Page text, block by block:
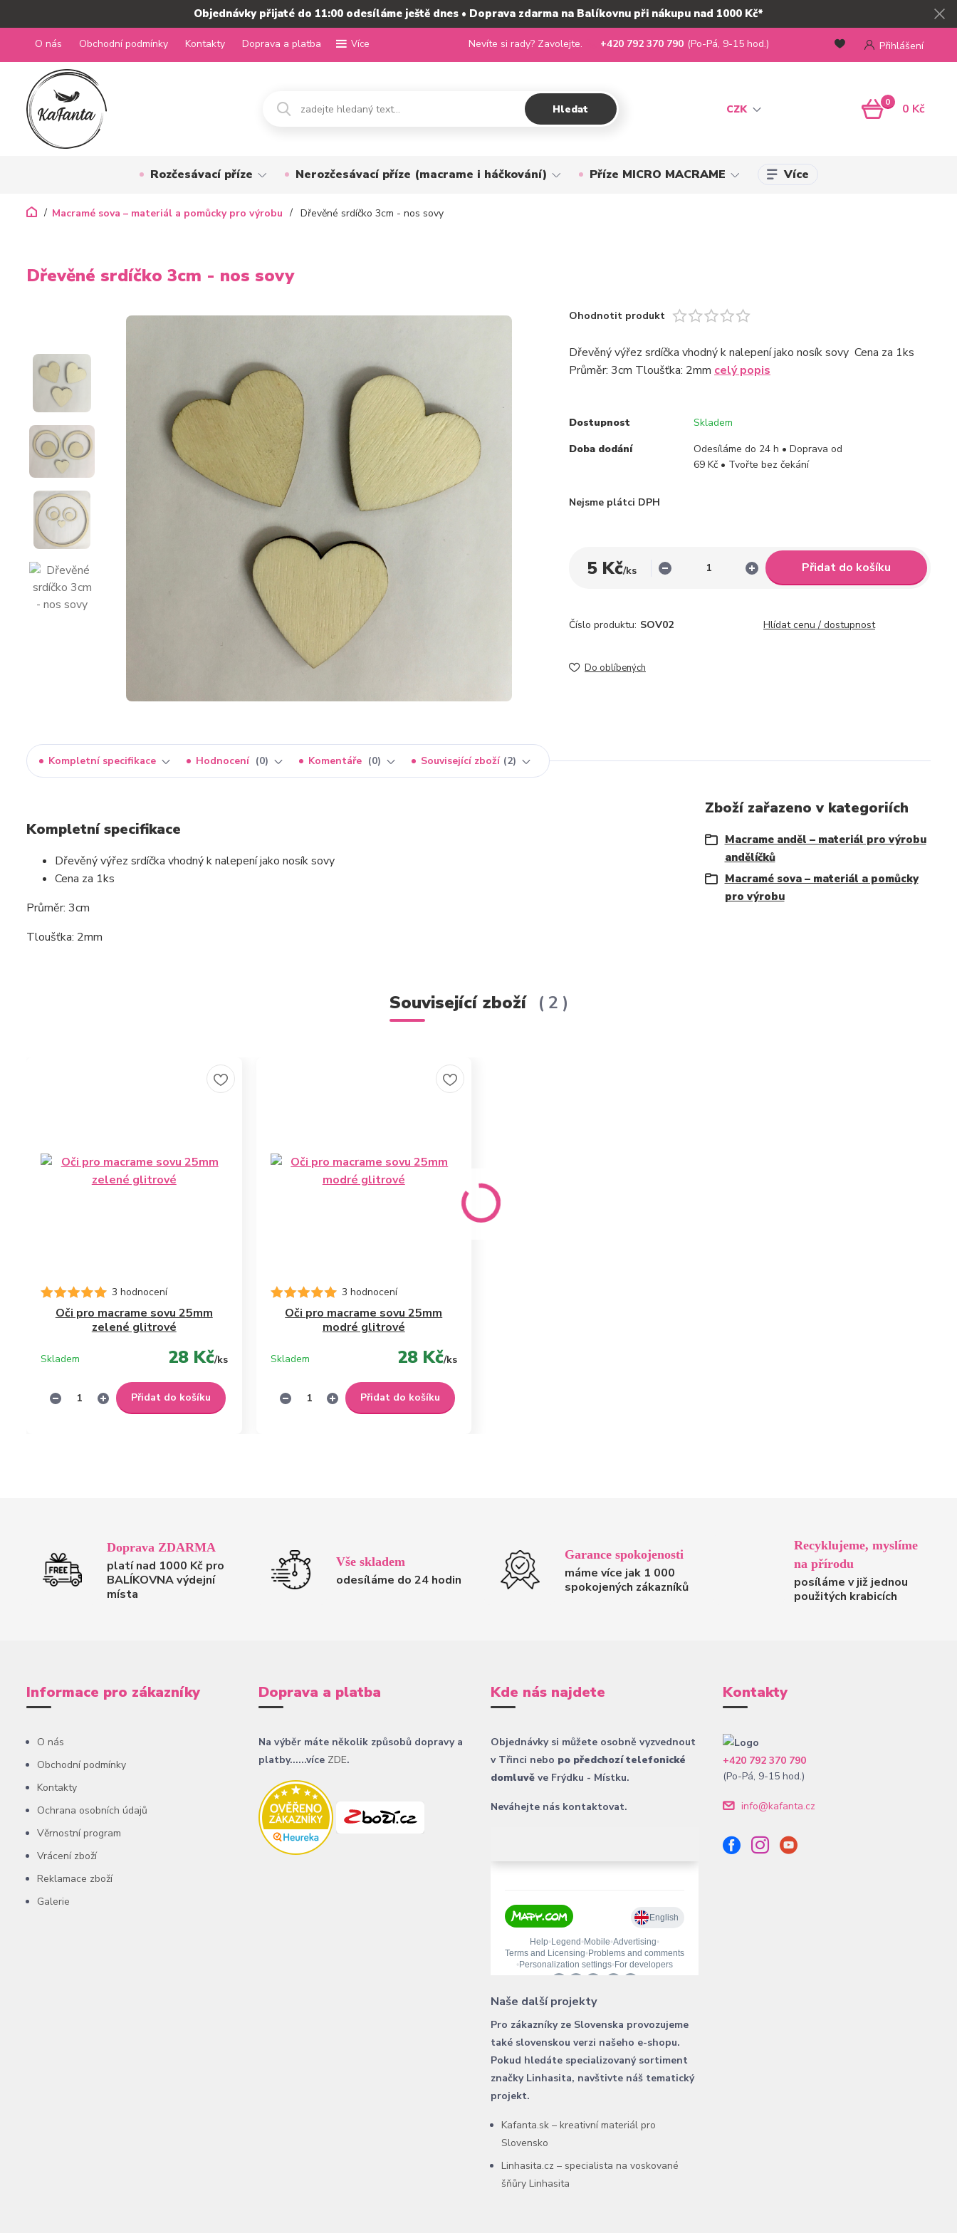
Objednávky přijaté do 11:00 odesíláme ještě dnes • Doprava zdarma na Balíkovnu při nákupu nad 1000 Kč*
O nás Obchodní podmínky Kontakty Doprava a platba Více
CZK
Přihlášení
Hledat
Nevíte si rady? Zavolejte. +420 792 370 790 (Po-Pá, 9-15 hod.)
0 0 Kč
Rozčesávací příze Nerozčesávací příze (macrame i háčkování) Příze MICRO MACRAME Více
Macramé sova – materiál a pomůcky pro výrobu Dřevěné srdíčko 3cm - nos sovy
Dřevěné srdíčko 3cm - nos sovy
Ohodnotit produkt
Dřevěný výřez srdíčka vhodný k nalepení jako nosík sovy Cena za 1ks
Průměr: 3cm Tloušťka: 2mm celý popis
Dostupnost
Skladem
Doba dodání
Odesíláme do 24 h • Doprava od
69 Kč • Tvořte bez čekání
Nejsme plátci DPH
5 Kč/ks Přidat do košíku
Číslo produktu: SOV02 Hlídat cenu / dostupnost
Do oblíbených
Kompletní specifikace Hodnocení 0 Komentáře 0 Související zboží 2
Kompletní specifikace
Dřevěný výřez srdíčka vhodný k nalepení jako nosík sovy
Cena za 1ks
Průměr: 3cm
Tloušťka: 2mm
Zboží zařazeno v kategoriích
Macrame anděl – materiál pro výrobu
andělíčků
Macramé sova – materiál a pomůcky
pro výrobu
Související zboží 2
3 hodnocení
Oči pro macrame sovu 25mm
zelené glitrové
28 Kč/ks
Skladem
Přidat do košíku
3 hodnocení
Oči pro macrame sovu 25mm
modré glitrové
28 Kč/ks
Skladem
Přidat do košíku
Doprava ZDARMA
platí nad 1000 Kč pro
BALÍKOVNA výdejní
místa
Vše skladem
odesíláme do 24 hodin
Garance spokojenosti
máme více jak 1 000
spokojených zákazníků
Recyklujeme, myslíme
na přírodu
posíláme v již jednou
použitých krabicích
Informace pro zákazníky
O nás
Obchodní podmínky
Kontakty
Ochrana osobních údajů
Věrnostní program
Vrácení zboží
Reklamace zboží
Galerie
Doprava a platba
Na výběr máte několik způsobů dopravy a
platby......více ZDE.
Kde nás najdete
Objednávky si můžete osobně vyzvednout
v Třinci nebo po předchozí telefonické
domluvě ve Frýdku - Místku.
Neváhejte nás kontaktovat.
Naše další projekty
Pro zákazníky ze Slovenska provozujeme
také slovenskou verzi našeho e-shopu.
Pokud hledáte specializovaný sortiment
značky Linhasita, navštivte náš tematický
projekt.
Kafanta.sk – kreativní materiál pro
Slovensko
Linhasita.cz – specialista na voskované
šňůry Linhasita
Kontakty
+420 792 370 790
(Po-Pá, 9-15 hod.)
info@kafanta.cz